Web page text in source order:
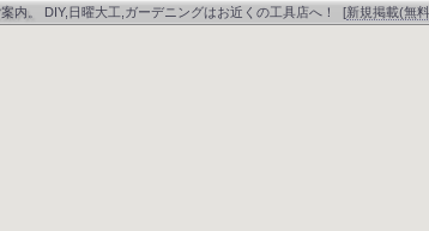
内。 DIY,日曜大工,ガーデニングはお近くの工具店へ！ [新規掲載(無